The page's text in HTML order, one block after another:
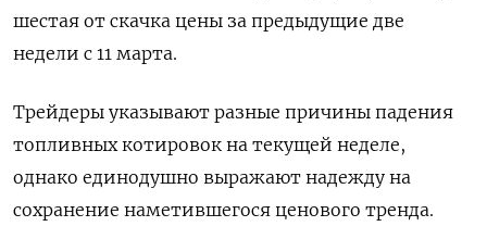
шестая от скачка цены за предыдущие две
недели с 11 марта.
Трейдеры указывают разные причины падения
топливных котировок на текущей неделе,
однако единодушно выражают надежду на
сохранение наметившегося ценового тренда.